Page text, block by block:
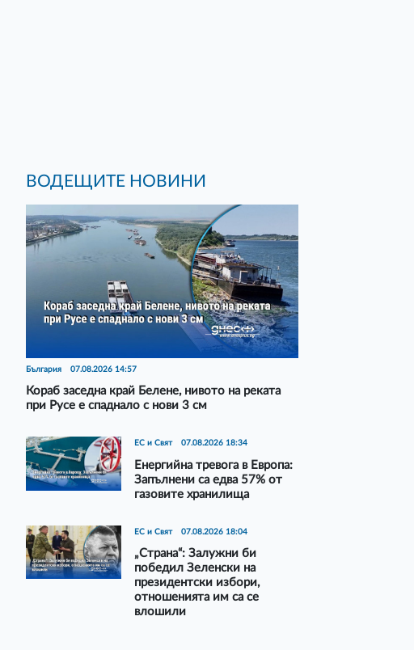
ВОДЕЩИТЕ НОВИНИ
България 07.08.2026 14:57
Кораб заседна край Белене, нивото на реката
при Русе е спаднало с нови 3 см
ЕС и Свят 07.08.2026 18:34
Енергийна тревога в Европа:
Запълнени са едва 57% от
газовите хранилища
ЕС и Свят 07.08.2026 18:04
„Страна“: Залужни би
победил Зеленски на
президентски избори,
отношенията им са се
влошили